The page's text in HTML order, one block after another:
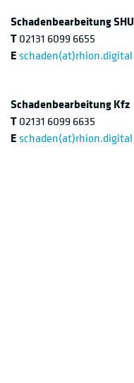
Schadenbearbeitung SHU
T02131 6099 6655
E schaden(at)rhion.digital
Schadenbearbeitung Kfz
T02131 6099 6635
E schaden(at)rhion.digital